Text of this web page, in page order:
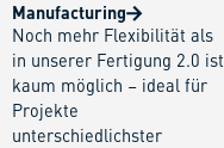
Manufacturing
Noch mehr Flexibilität als
in unserer Fertigung 2.0 ist
kaum möglich – ideal für
Projekte
unterschiedlichster